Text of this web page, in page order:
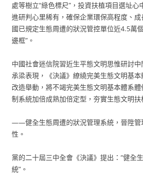
處等樹立“綠色標尺”，投資扶植項目選址
進研判心里稀有，確保企業環保高程度、
國已規定生態周遭的狀況管控單位近4.5萬
邊框”。
中國社會迷信院習近生平態文明思惟研討
承梁表現，《決議》繚繞完美生態文明基
改造舉動，將不竭完美生態文明基本體系
制系統加倍成熟加倍定型，夯實生態文明扶
——健全生態周遭的狀況管理系統，晉陞管
性。
黨的二十屆三中全會《決議》提出：“健全
統”。